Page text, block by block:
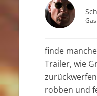
finde
Trailer, wie
robben und